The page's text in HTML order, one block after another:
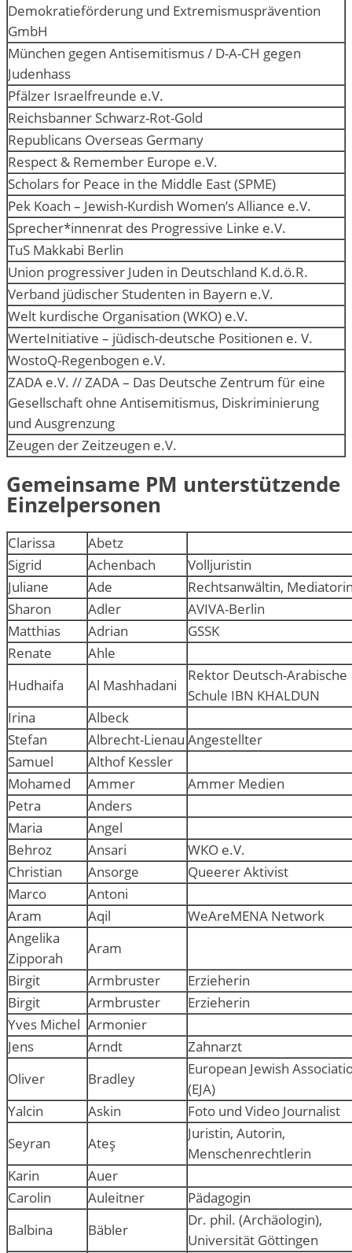
Demokratieförderung und Extremismusprävention
GmbH
München gegen Antisemitismus / D-A-CH gegen
Judenhass
Pfälzer Israelfreunde e.V.
Reichsbanner Schwarz-Rot-Gold
Republicans Overseas Germany
Respect & Remember Europe e.V.
Scholars for Peace in the Middle East (SPME)
Pek Koach – Jewish-Kurdish Women’s Alliance e.V.
Sprecher*innenrat des Progressive Linke e.V.
TuS Makkabi Berlin
Union progressiver Juden in Deutschland K.d.ö.R.
Verband jüdischer Studenten in Bayern e.V.
Welt kurdische Organisation (WKO) e.V.
WerteInitiative – jüdisch-deutsche Positionen e. V.
WostoQ-Regenbogen e.V.
ZADA e.V. // ZADA – Das Deutsche Zentrum für eine
Gesellschaft ohne Antisemitismus, Diskriminierung
und Ausgrenzung
Zeugen der Zeitzeugen e.V.
Gemeinsame PM unterstützende
Einzelpersonen
Clarissa
Abetz
Sigrid
Achenbach
Volljuristin
Juliane
Ade
Rechtsanwältin,
Sharon
Adler
AVIVA-Berlin
Matthias
Adrian
GSSK
Renate
Ahle
Hudhaifa
Al Mashhadani
Rektor Deutsch-Arabische
Schule IBN KHALDUN
Irina
Albeck
Stefan
Albrecht-Lienau Angestellter
Samuel
Althof Kessler
Mohamed
Ammer
Ammer Medien
Petra
Anders
Maria
Angel
Behroz
Ansari
WKO e.V.
Christian
Ansorge
Queerer Aktivist
Marco
Antoni
Aram
Aqil
WeAreMENA Network
Angelika
Zipporah
Aram
Birgit
Armbruster
Erzieherin
Birgit
Armbruster
Erzieherin
Yves Michel Armonier
Jens
Arndt
Zahnarzt
Oliver
Bradley
European Jewish
(EJA)
Yalcin
Askin
Foto und Video Journalist
Seyran
Ateş
Juristin, Autorin,
Menschenrechtlerin
Karin
Auer
Carolin
Auleitner
Pädagogin
Balbina
Bäbler
Dr. phil. (Archäologin),
Universität Göttingen